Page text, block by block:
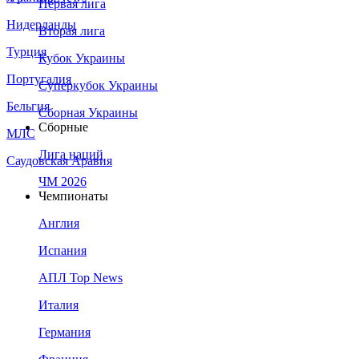
Нидерланды
Турция
Португалия
Бельгия
МЛС
Саудовская Аравия
Первая лига
Вторая лига
Кубок Украины
Суперкубок Украины
Сборная Украины
Сборные
Лига наций
ЧМ 2026
Чемпионаты
Англия
Испания
АПЛ Top News
Италия
Германия